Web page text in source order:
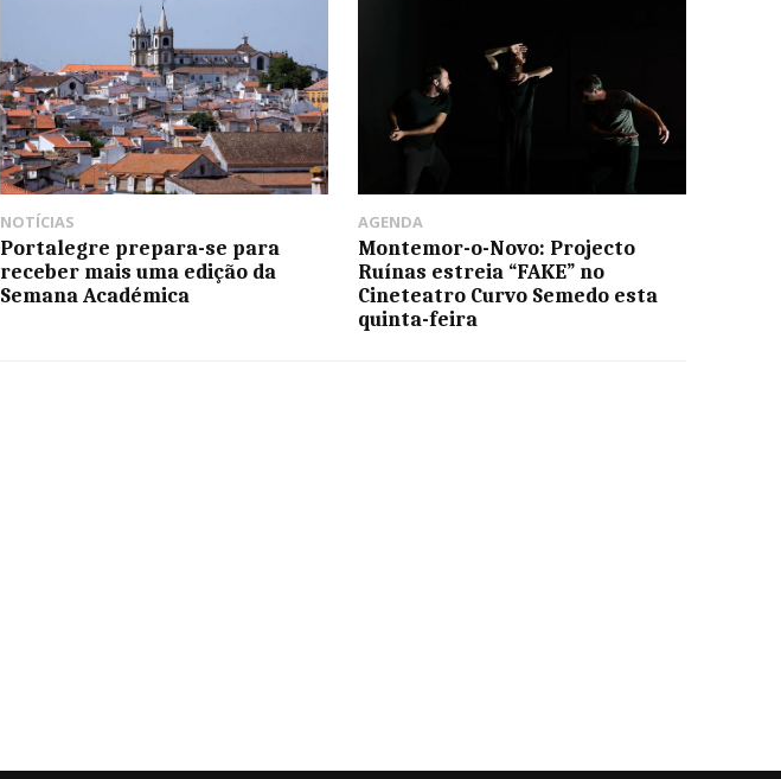
NOTÍCIAS
Portalegre prepara-se para
receber mais uma edição da
Semana Académica
AGENDA
Montemor-o-Novo: Projecto
Ruínas estreia “FAKE” no
Cineteatro Curvo Semedo esta
quinta-feira